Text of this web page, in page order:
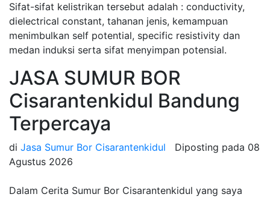
Sifat-sifat kelistrikan tersebut adalah : conductivity,
dielectrical constant, tahanan jenis, kemampuan
menimbulkan self potential, specific resistivity dan
medan induksi serta sifat menyimpan potensial.
JASA SUMUR BOR
Cisarantenkidul Bandung
Terpercaya
di Jasa Sumur Bor Cisarantenkidul Diposting pada 08
Agustus 2026
Dalam Cerita Sumur Bor Cisarantenkidul yang saya